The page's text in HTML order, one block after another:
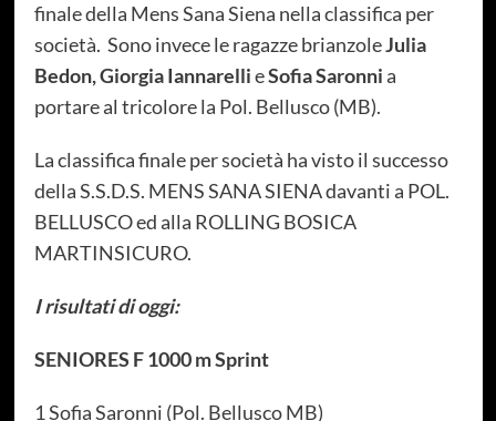
finale della Mens Sana Siena nella classifica per
società. Sono invece le ragazze brianzoleJulia
Bedon, Giorgia IannarellieSofia Saronnia
portare al tricolore la Pol. Bellusco (MB).
La classifica finale per società ha visto il successo
della S.S.D.S. MENS SANA SIENA davanti a POL.
BELLUSCO ed alla ROLLING BOSICA
MARTINSICURO.
I risultati di oggi:
SENIORES F 1000 m Sprint
1 Sofia Saronni (Pol. Bellusco MB)